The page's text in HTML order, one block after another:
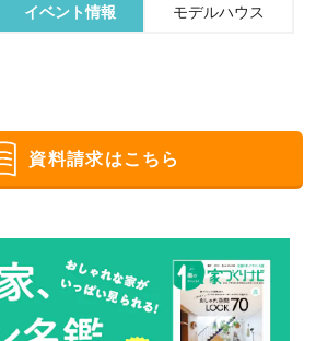
イベント情報 モデルハウス
資料請求はこちら